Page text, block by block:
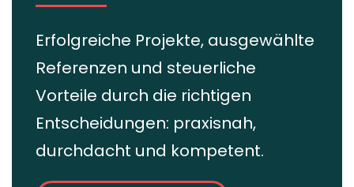
Erfolgreiche Projekte, ausgewählte
Referenzen und steuerliche
Vorteile durch die richtigen
Entscheidungen: praxisnah,
durchdacht und kompetent.